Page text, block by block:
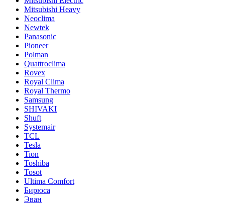
Mitsubishi Heavy
Neoclima
Newtek
Panasonic
Pioneer
Polman
Quattroclima
Rovex
Royal Clima
Royal Thermo
Samsung
SHIVAKI
Shuft
Systemair
TCL
Tesla
Tion
Toshiba
Tosot
Ultima Comfort
Бирюса
Эван